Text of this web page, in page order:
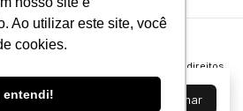
Ao utilizar este site, você
cookies.
entendi!
de
Aceitar e fechar
- Camisaria Colombo
- 58460081000192. Todos os direitos
reservados.